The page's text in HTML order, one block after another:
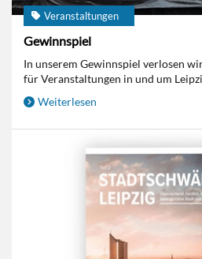
Veranstaltungen
Gewinnspiel
In unserem Gewinnspiel verlosen
für Veranstaltungen in und um
Weiterlesen